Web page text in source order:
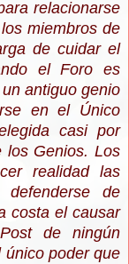
relacionarse
miembros de
de cuidar el
el Foro es
antiguo genio
en el Único
casi por
los Genios. Los
realidad las
de
costa el causar
de ningún
único poder que